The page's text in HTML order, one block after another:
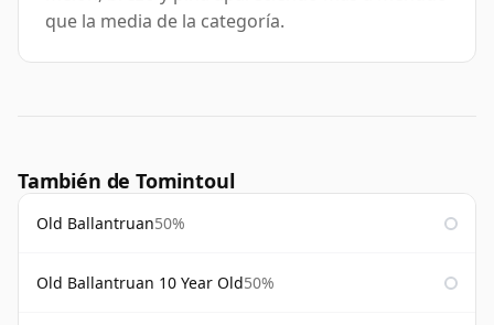
que la media de la categoría.
También de Tomintoul
Old Ballantruan50%
Old Ballantruan 10 Year Old50%